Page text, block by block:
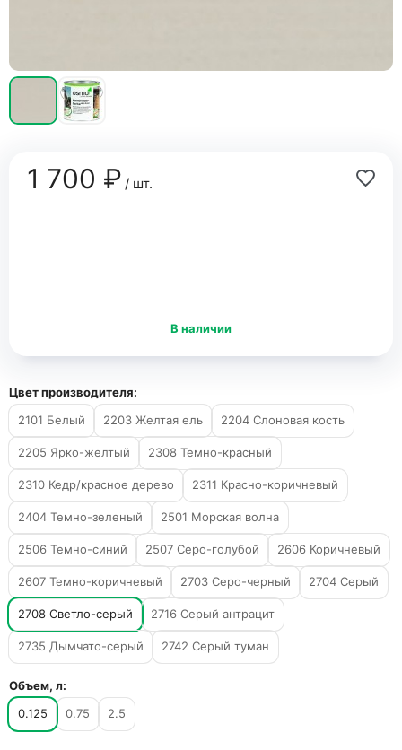
1 700 ₽/ шт.
В наличии
Цвет производителя:
2101 Белый
2203 Желтая ель 2204 Слоновая кость
2205 Ярко-желтый 2308 Темно-красный
2310 Кедр/красное дерево 2311 Красно-коричневый
2404 Темно-зеленый 2501 Морская волна
2506 Темно-синий 2507 Серо-голубой 2606 Коричневый
2607 Темно-коричневый 2703 Серо-черный 2704 Серый
2708 Светло-серый 2716 Серый антрацит
2735 Дымчато-серый 2742 Серый туман
Объем, л:
0.125
0.75 2.5